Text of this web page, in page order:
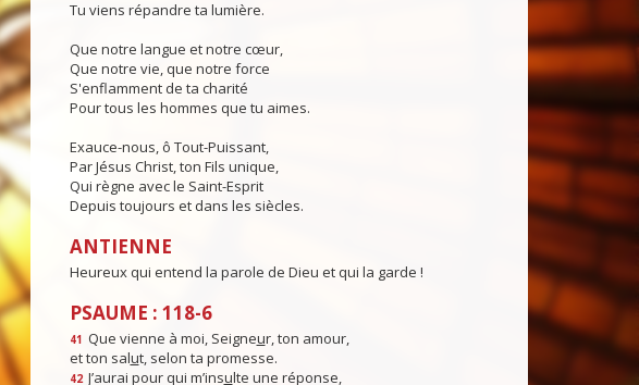
Tu viens répandre ta lumière.
Que notre langue et notre cœur,
Que notre vie, que notre force
S'enflamment de ta charité
Pour tous les hommes que tu aimes.
Exauce-nous, ô Tout-Puissant,
Par Jésus Christ, ton Fils unique,
Qui règne avec le Saint-Esprit
Depuis toujours et dans les siècles.
ANTIENNE
Heureux qui entend la parole de Dieu et qui la garde !
PSAUME : 118-6
41 Que vienne à moi, Seigneur, ton amour,
et ton salut, selon ta promesse.
42 J’aurai pour qui m’insulte une réponse,